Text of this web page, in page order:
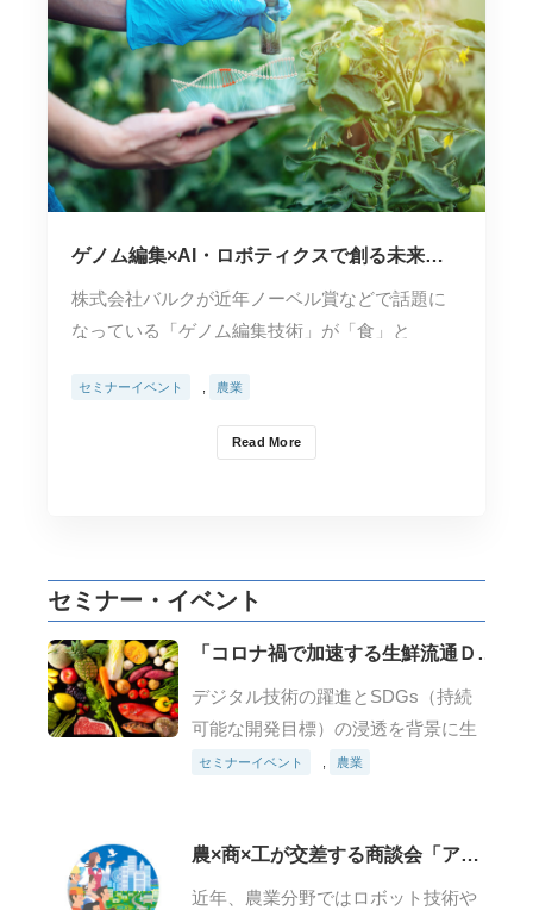
ゲノム編集×AI・ロボティクスで創る未来の
食と農
株式会社バルクが近年ノーベル賞などで話題に
なっている「ゲノム編集技術」が「食」と
Read More
セミナーイベント 農業
セミナー・イベント
「コロナ禍で加速する生鮮流通ＤＸ
デジタル技術の躍進とSDGs（持続
可能な開発目標）の浸透を背景に生
鮮流通のディスラプションが予期さ
推進する国内外のスタートアップ…
セミナーイベント 農業
農×商×工が交差する商談会「アグ
近年、農業分野ではロボット技術や